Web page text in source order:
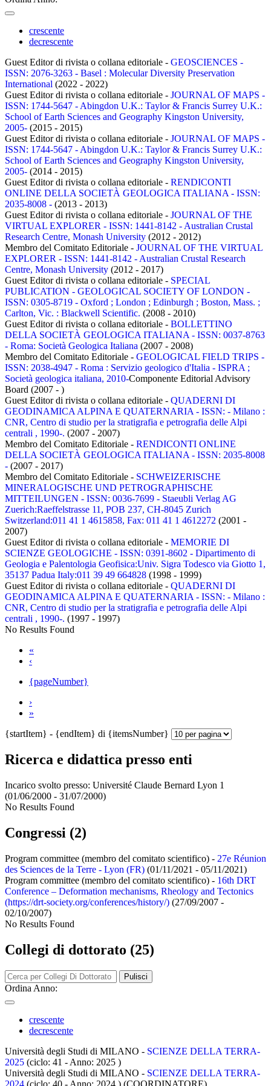
crescente
decrescente
Guest Editor di rivista o collana editoriale - GEOSCIENCES -
ISSN: 2076-3263 - Basel : Molecular Diversity Preservation
International (2022 - 2022)
Guest Editor di rivista o collana editoriale - JOURNAL OF MAPS -
ISSN: 1744-5647 - Abingdon U.K.: Taylor & Francis Surrey U.K.:
School of Earth Sciences and Geography Kingston University,
2005- (2015 - 2015)
Guest Editor di rivista o collana editoriale - JOURNAL OF MAPS -
ISSN: 1744-5647 - Abingdon U.K.: Taylor & Francis Surrey U.K.:
School of Earth Sciences and Geography Kingston University,
2005- (2014 - 2015)
Guest Editor di rivista o collana editoriale - RENDICONTI
ONLINE DELLA SOCIETÀ GEOLOGICA ITALIANA - ISSN:
2035-8008 - (2013 - 2013)
Guest Editor di rivista o collana editoriale - JOURNAL OF THE
VIRTUAL EXPLORER - ISSN: 1441-8142 - Australian Crustal
Research Centre, Monash University (2012 - 2012)
Membro del Comitato Editoriale - JOURNAL OF THE VIRTUAL
EXPLORER - ISSN: 1441-8142 - Australian Crustal Research
Centre, Monash University (2012 - 2017)
Guest Editor di rivista o collana editoriale - SPECIAL
PUBLICATION - GEOLOGICAL SOCIETY OF LONDON -
ISSN: 0305-8719 - Oxford ; London ; Edinburgh ; Boston, Mass. ;
Carlton, Vic. : Blackwell Scientific. (2008 - 2010)
Guest Editor di rivista o collana editoriale - BOLLETTINO
DELLA SOCIETÀ GEOLOGICA ITALIANA - ISSN: 0037-8763
- Roma: Società Geologica Italiana (2007 - 2008)
Membro del Comitato Editoriale - GEOLOGICAL FIELD TRIPS -
ISSN: 2038-4947 - Roma : Servizio geologico d'Italia - ISPRA ;
Società geologica italiana, 2010-Componente Editorial Advisory
Board (2007 - )
Guest Editor di rivista o collana editoriale - QUADERNI DI
GEODINAMICA ALPINA E QUATERNARIA - ISSN: - Milano :
CNR, Centro di studio per la stratigrafia e petrografia delle Alpi
centrali , 1990-. (2007 - 2007)
Membro del Comitato Editoriale - RENDICONTI ONLINE
DELLA SOCIETÀ GEOLOGICA ITALIANA - ISSN: 2035-8008
- (2007 - 2017)
Membro del Comitato Editoriale - SCHWEIZERISCHE
MINERALOGISCHE UND PETROGRAPHISCHE
MITTEILUNGEN - ISSN: 0036-7699 - Staeubli Verlag AG
Zuerich:Raeffelstrasse 11, POB 237, CH-8045 Zurich
Switzerland:011 41 1 4615858, Fax: 011 41 1 4612272 (2001 -
2007)
Guest Editor di rivista o collana editoriale - MEMORIE DI
SCIENZE GEOLOGICHE - ISSN: 0391-8602 - Dipartimento di
Geologia e Palentologia Geofisica:Univ. Sigra Todesco via Giotto 1,
35137 Padua Italy:011 39 49 664828 (1998 - 1999)
Guest Editor di rivista o collana editoriale - QUADERNI DI
GEODINAMICA ALPINA E QUATERNARIA - ISSN: - Milano :
CNR, Centro di studio per la stratigrafia e petrografia delle Alpi
centrali , 1990-. (1997 - 1997)
No Results Found
«
‹
{pageNumber}
›
»
{startItem} - {endItem} di {itemsNumber}
Ricerca e didattica presso enti
Incarico svolto presso: Université Claude Bernard Lyon 1
(01/06/2000 - 31/07/2000)
No Results Found
Congressi (2)
Program committee (membro del comitato scientifico) - 27e Réunion
des Sciences de la Terre - Lyon (FR) (01/11/2021 - 05/11/2021)
Program committee (membro del comitato scientifico) - 16th DRT
Conference – Deformation mechanisms, Rheology and Tectonics
(https://drt-society.org/conferences/history/) (27/09/2007 -
02/10/2007)
No Results Found
Collegi di dottorato (25)
Pulisci
Ordina Anno:
crescente
decrescente
Università degli Studi di MILANO - SCIENZE DELLA TERRA-
2025 (ciclo: 41 - Anno: 2025 )
Università degli Studi di MILANO - SCIENZE DELLA TERRA-
2024 (ciclo: 40 - Anno: 2024 ) (COORDINATORE)